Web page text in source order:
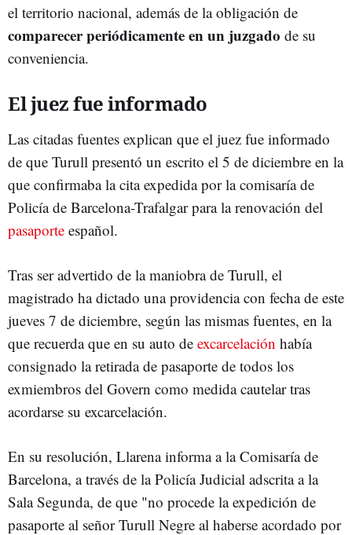
el territorio nacional, además de la obligación de
comparecer periódicamente en un juzgado de su
conveniencia.
El juez fue informado
Las citadas fuentes explican que el juez fue informado
de que Turull presentó un escrito el 5 de diciembre en la
que confirmaba la cita expedida por la comisaría de
Policía de Barcelona-Trafalgar para la renovación del
pasaporte español.
Tras ser advertido de la maniobra de Turull, el
magistrado ha dictado una providencia con fecha de este
jueves 7 de diciembre, según las mismas fuentes, en la
que recuerda que en su auto de excarcelación había
consignado la retirada de pasaporte de todos los
exmiembros del Govern como medida cautelar tras
acordarse su excarcelación.
En su resolución, Llarena informa a la Comisaría de
Barcelona, a través de la Policía Judicial adscrita a la
Sala Segunda, de que "no procede la expedición de
pasaporte al señor Turull Negre al haberse acordado por